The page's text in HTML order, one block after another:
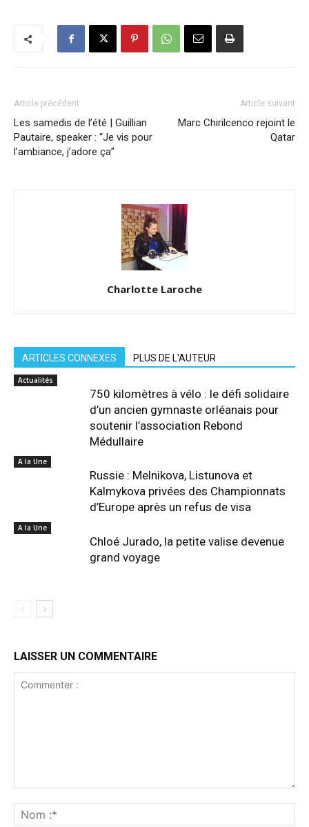
Article précédent
Les samedis de l’été | Guillian
Pautaire, speaker : “Je vis pour
l’ambiance, j’adore ça”
Article suivant
Marc Chirilcenco rejoint le
Qatar
Charlotte Laroche
ARTICLES CONNEXES PLUS DE L'AUTEUR
Actualités
750 kilomètres à vélo : le défi solidaire
d’un ancien gymnaste orléanais pour
soutenir l’association Rebond
Médullaire
A la Une
Russie : Melnikova, Listunova et
Kalmykova privées des Championnats
d’Europe après un refus de visa
A la Une
Chloé Jurado, la petite valise devenue
grand voyage
LAISSER UN COMMENTAIRE